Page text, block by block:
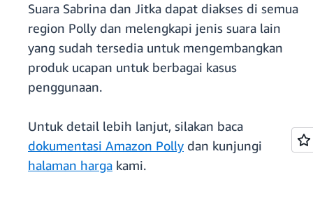
Suara Sabrina dan Jitka dapat diakses di semua
region Polly dan melengkapi jenis suara lain
yang sudah tersedia untuk mengembangkan
produk ucapan untuk berbagai kasus
penggunaan.
Untuk detail lebih lanjut, silakan baca
dokumentasi Amazon Polly dan kunjungi
halaman harga kami.